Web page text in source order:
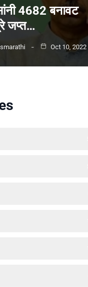
4682 बनावट
जप्त…
Oct 10, 2022